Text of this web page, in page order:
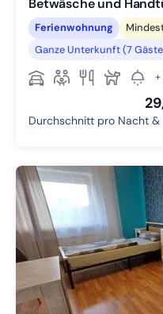
Betwäsche und
Ferienwohnung
Ganze Unterkunft (7
Durchschnitt pro Nacht &